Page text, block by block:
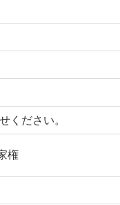
ください。
権